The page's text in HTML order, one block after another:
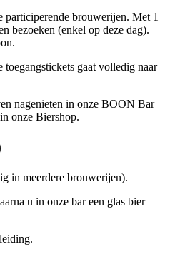
brouwerijen. Met 1
bezoeken (enkel op deze dag).
gaat volledig naar
nagenieten in onze BOON Bar
onze Biershop.
in meerdere brouwerijen).
u in onze bar een glas bier